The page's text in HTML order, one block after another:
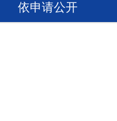
依申请公开